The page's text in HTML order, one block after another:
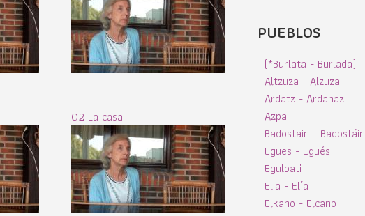
02 La casa
PUEBLOS
(*Burlata - Burlada)
Altzuza - Alzuza
Ardatz - Ardanaz
Azpa
Badostain - Badostáin
Egues - Egüés
Egulbati
Elia - Elía
Elkano - Elcano